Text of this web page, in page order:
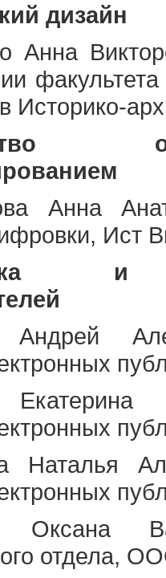
дизайн
Анна
Историко-
Анна
Ист
и
Андрей
Екатерина
Наталья
Оксана
отдела,